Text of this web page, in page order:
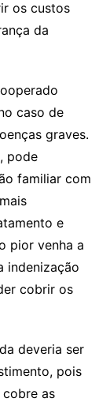
os custos
da
caso de
graves.
pode
familiar com
e
pior venha a
indenização
cobrir os
deveria ser
pois
cobre as